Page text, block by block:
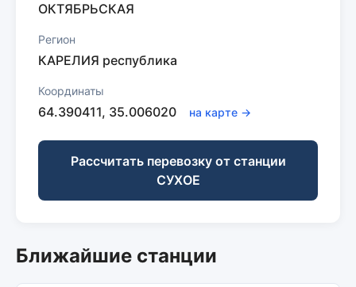
ОКТЯБРЬСКАЯ
Регион
КАРЕЛИЯ республика
Координаты
64.390411, 35.006020 на карте →
Рассчитать перевозку от станции
СУХОЕ
Ближайшие станции